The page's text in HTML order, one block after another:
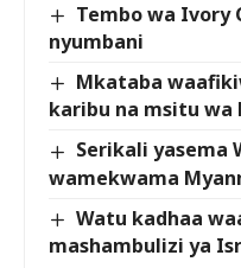
Tembo wa Ivory
nyumbani
Mkataba
karibu na msitu wa
Serikali yasema
wamekwama
Watu kadhaa
mashambulizi ya